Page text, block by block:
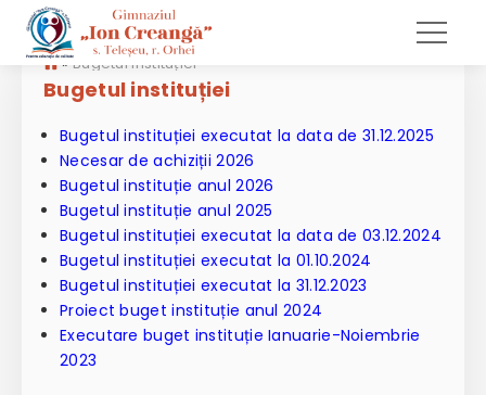
»Bugetul instituției
Bugetul instituției
Bugetul instituției executat la data de 31.12.2025
Necesar de achiziții 2026
Bugetul instituție anul 2026
Bugetul instituție anul 2025
Bugetul instituției executat la data de 03.12.2024
Bugetul instituției executat la 01.10.2024
Bugetul instituției executat la 31.12.2023
Proiect buget instituție anul 2024
Executare buget instituție Ianuarie-Noiembrie
2023